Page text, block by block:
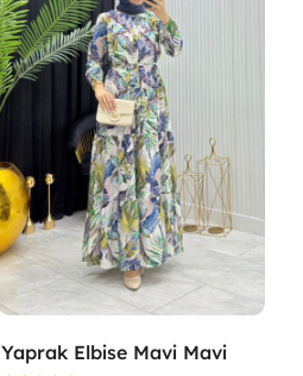
Yaprak Elbise Mavi Mavi